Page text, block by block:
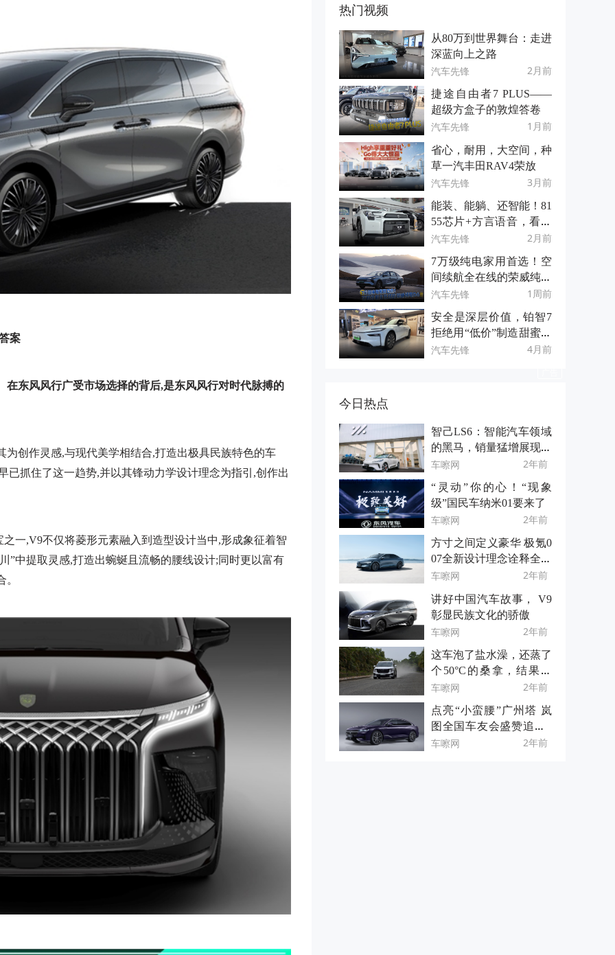
案
在东风风行广受市场选择的背后,是东风风行对时代脉搏的
创作灵感,与现代美学相结合,打造出极具民族特色的车
已抓住了这一趋势,并以其锋动力学设计理念为指引,创作出
一,V9不仅将菱形元素融入到造型设计当中,形成象征着智
”中提取灵感,打造出蜿蜒且流畅的腰线设计;同时更以富有
热门视频
从80万到世界舞台：走进
深蓝向上之路
汽车先锋 2月前
捷途自由者7 PLUS——
超级方盒子的敦煌答卷
汽车先锋 1月前
省心，耐用，大空间，种
草一汽丰田RAV4荣放
汽车先锋 3月前
能装、能躺、还智能！81
55芯片+方言语音，看全
能且优惠的全新荣放！
汽车先锋 2月前
7万级纯电家用首选！空
间续航全在线的荣威纯电
D6
汽车先锋 1周前
安全是深层价值，铂智7
拒绝用“低价”制造甜蜜陷
阱
汽车先锋 4月前
今日热点
智己LS6：智能汽车领域
的黑马，销量猛增展现超
强实力
车嚓网 2年前
“灵动”你的心！“现象
级”国民车纳米01要来了
车嚓网 2年前
方寸之间定义豪华 极氪0
07全新设计理念诠释全新
豪华纯电内饰风格
车嚓网 2年前
讲好中国汽车故事， V9
彰显民族文化的骄傲
车嚓网 2年前
这车泡了盐水澡，还蒸了
个50°C的桑拿，结果竟
然……
车嚓网 2年前
点亮“小蛮腰”广州塔 岚
图全国车友会盛赞追光P
HEV
车嚓网 2年前